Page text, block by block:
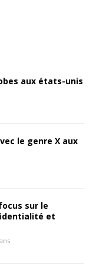
aux états-unis
le genre X aux
sur le
et